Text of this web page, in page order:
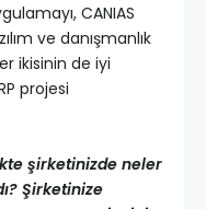
CANIAS
ve danışmanlık
ikisinin de iyi
projesi
şirketinizde neler
Şirketinize